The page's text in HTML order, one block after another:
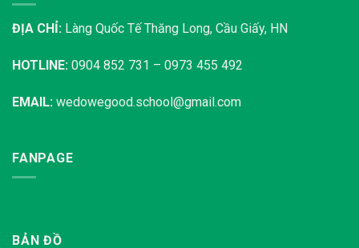
ĐỊA CHỈ: Làng Quốc Tế Thăng Long, Cầu Giấy, HN
HOTLINE: 0904 852 731 – 0973 455 492
EMAIL: wedowegood.school@gmail.com
FANPAGE
BẢN ĐỒ